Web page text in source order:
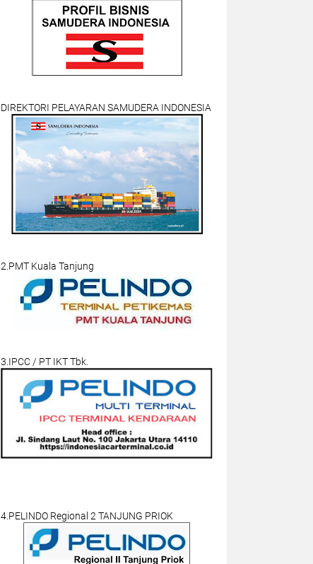
DIREKTORI PELAYARAN SAMUDERA INDONESIA
2.PMT Kuala Tanjung
3.IPCC / PT IKT Tbk.
4.PELINDO Regional 2 TANJUNG PRIOK